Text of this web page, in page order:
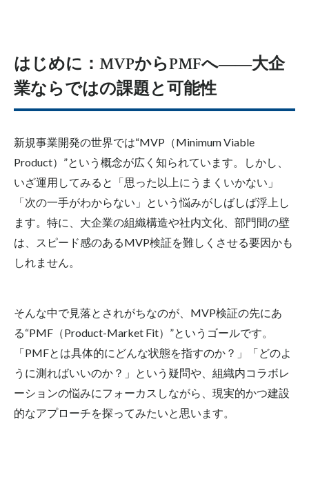
はじめに：MVPからPMFへ――大企
業ならではの課題と可能性
新規事業開発の世界では“MVP（Minimum Viable
Product）”という概念が広く知られています。しかし、
いざ運用してみると「思った以上にうまくいかない」
「次の一手がわからない」という悩みがしばしば浮上し
ます。特に、大企業の組織構造や社内文化、部門間の壁
は、スピード感のあるMVP検証を難しくさせる要因かも
しれません。
そんな中で見落とされがちなのが、MVP検証の先にあ
る“PMF（Product-Market Fit）”というゴールです。
「PMFとは具体的にどんな状態を指すのか？」「どのよ
うに測ればいいのか？」という疑問や、組織内コラボレ
ーションの悩みにフォーカスしながら、現実的かつ建設
的なアプローチを探ってみたいと思います。